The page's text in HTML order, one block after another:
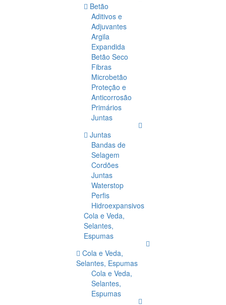
Betão
Aditivos e
Adjuvantes
Argila
Expandida
Betão Seco
Fibras
Microbetão
Proteção e
Anticorrosão
Primários
Juntas
Juntas
Bandas de
Selagem
Cordões
Juntas
Waterstop
Perfis
Hidroexpansivos
Cola e Veda,
Selantes,
Espumas
Cola e Veda,
Selantes, Espumas
Cola e Veda,
Selantes,
Espumas